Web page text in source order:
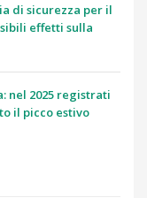
di sicurezza per il
effetti sulla
nel 2025 registrati
il picco estivo